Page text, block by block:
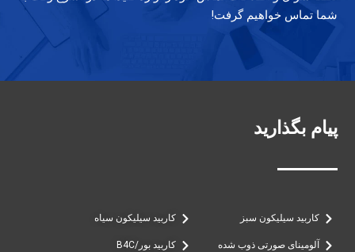
شما تماس خواهیم گرفت!
پیام بگذارید
کاربید سیلیکون سبز
آلومینای صورتی ذوب شده
کاربید سیلیکون سیاه
کاربید بور/B4C